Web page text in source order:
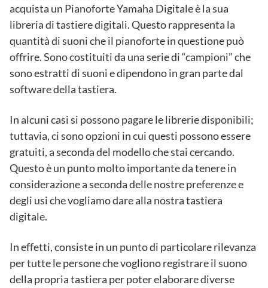
acquista un Pianoforte Yamaha Digitale è la sua
libreria di tastiere digitali. Questo rappresenta la
quantità di suoni che il pianoforte in questione può
offrire. Sono costituiti da una serie di “campioni” che
sono estratti di suoni e dipendono in gran parte dal
software della tastiera.
In alcuni casi si possono pagare le librerie disponibili;
tuttavia, ci sono opzioni in cui questi possono essere
gratuiti, a seconda del modello che stai cercando.
Questo è un punto molto importante da tenere in
considerazione a seconda delle nostre preferenze e
degli usi che vogliamo dare alla nostra tastiera
digitale.
In effetti, consiste in un punto di particolare rilevanza
per tutte le persone che vogliono registrare il suono
della propria tastiera per poter elaborare diverse